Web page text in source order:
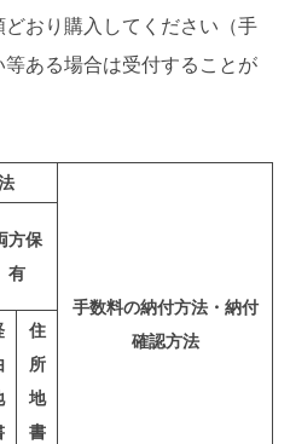
おり購入してください（手
ある場合は受付することが
手数料の納付方法・納付
確認方法
方保
有
住
所
地
書